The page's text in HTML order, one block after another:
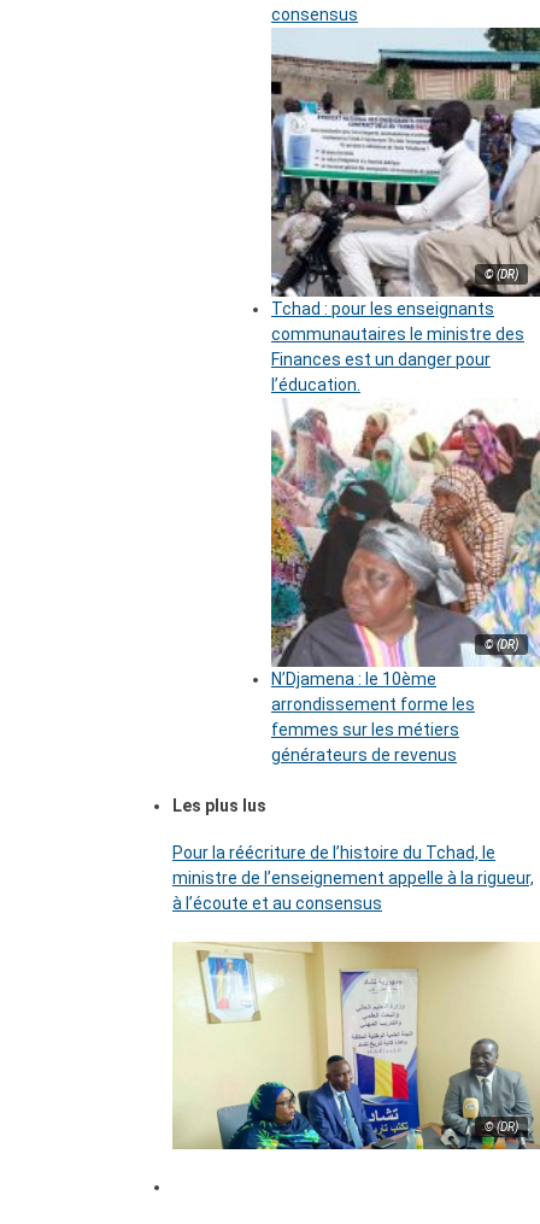
consensus
© (DR)
Tchad : pour les enseignants
communautaires le ministre des
Finances est un danger pour
l’éducation.
© (DR)
N’Djamena : le 10ème
arrondissement forme les
femmes sur les métiers
générateurs de revenus
Les plus lus
Pour la réécriture de l’histoire du Tchad, le
ministre de l’enseignement appelle à la rigueur,
à l’écoute et au consensus
© (DR)